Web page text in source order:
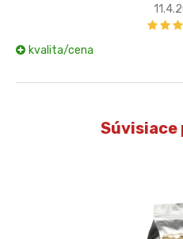
kvalita/cena